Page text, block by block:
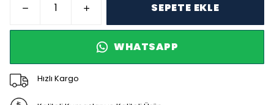
SEPETE EKLE
WHATSAPP
Hızlı Kargo